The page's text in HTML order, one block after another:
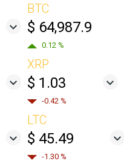
BTC
$ 64,987.9
0.12 %
XRP
$ 1.03
-0.42 %
LTC
$ 45.49
-1.30 %